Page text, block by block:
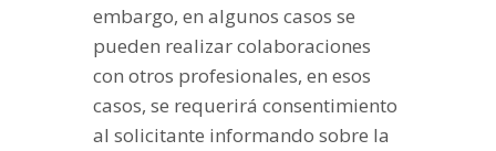
embargo, en algunos casos se
pueden realizar colaboraciones
con otros profesionales, en esos
casos, se requerirá consentimiento
al solicitante informando sobre la